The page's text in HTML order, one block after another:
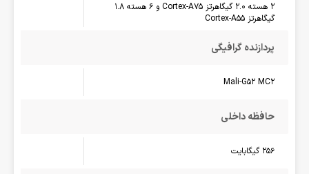
2 هسته 2.0 گیگاهرتز Cortex-A75 و 6 هسته 1.8
گیگاهرتز Cortex-A55
پردازنده گرافیگی
Mali-G52 MC2
حافظه داخلی
256 گیگابایت